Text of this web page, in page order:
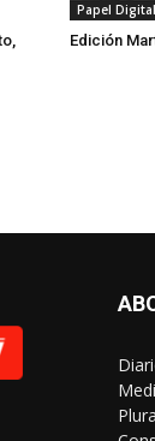
Papel Digital
Edición